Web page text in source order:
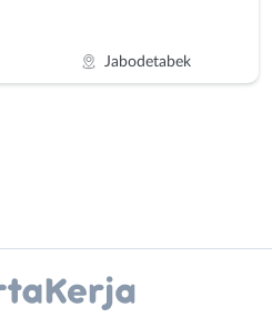
Jabodetabek
X - Twitter Telegram
Kanal Lainnya..